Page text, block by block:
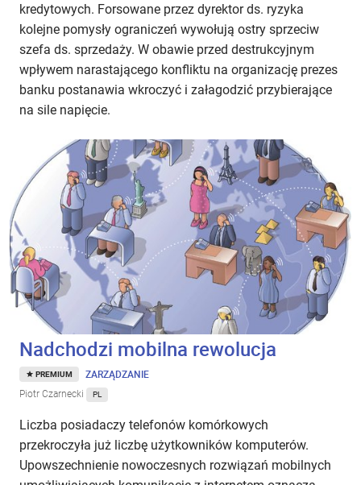
kredytowych. Forsowane przez dyrektor ds. ryzyka
kolejne pomysły ograniczeń wywołują ostry sprzeciw
szefa ds. sprzedaży. W obawie przed destrukcyjnym
wpływem narastającego konfliktu na organizację prezes
banku postanawia wkroczyć i załagodzić przybierające
na sile napięcie.
Nadchodzi mobilna rewolucja
PREMIUM ZARZĄDZANIE
Piotr Czarnecki PL
Liczba posiadaczy telefonów komórkowych
przekroczyła już liczbę użytkowników komputerów.
Upowszechnienie nowoczesnych rozwiązań mobilnych